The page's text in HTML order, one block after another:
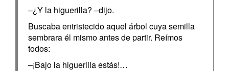
–¿Y la higuerilla? –dijo.
Buscaba entristecido aquel árbol cuya semilla
sembrara él mismo antes de partir. Reímos
todos:
–¡Bajo la higuerilla estás!…